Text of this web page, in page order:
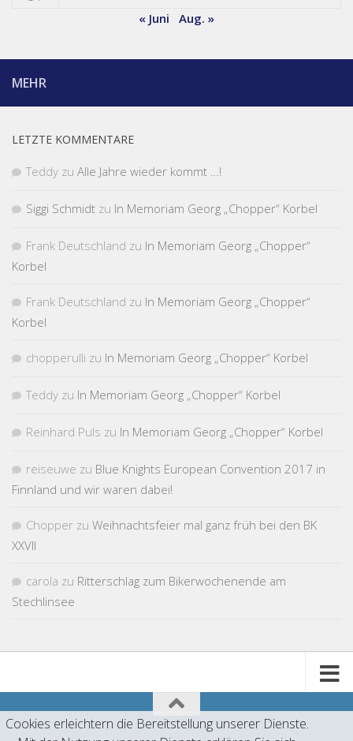
« Juni
Aug. »
MEHR
LETZTE KOMMENTARE
Teddy zu Alle Jahre wieder kommt …!
Siggi Schmidt zu In Memoriam Georg „Chopper“ Korbel
Frank Deutschland zu In Memoriam Georg „Chopper“
Korbel
Frank Deutschland zu In Memoriam Georg „Chopper“
Korbel
chopperulli zu In Memoriam Georg „Chopper“ Korbel
Teddy zu In Memoriam Georg „Chopper“ Korbel
Reinhard Puls zu In Memoriam Georg „Chopper“ Korbel
reiseuwe zu Blue Knights European Convention 2017 in
Finnland und wir waren dabei!
Chopper zu Weihnachtsfeier mal ganz früh bei den BK
XXVII
carola zu Ritterschlag zum Bikerwochenende am
Stechlinsee
Cookies erleichtern die Bereitstellung unserer Dienste.